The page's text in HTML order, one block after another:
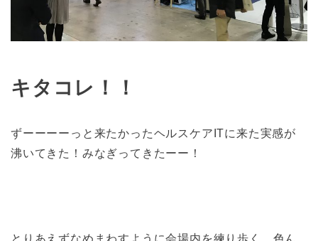
キタコレ！！
ずーーーーっと来たかったヘルスケアITに来た実感が
沸いてきた！みなぎってきたーー！
とりあえずなめまわすように会場内を練り歩く。色ん